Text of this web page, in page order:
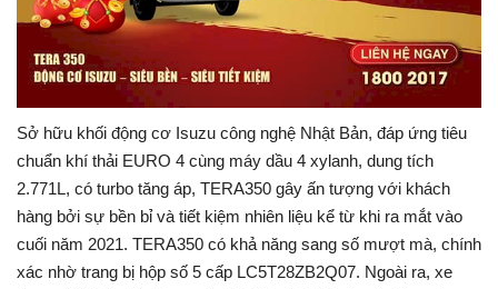
Sở hữu khối động cơ Isuzu công nghệ Nhật Bản, đáp ứng tiêu
chuẩn khí thải EURO 4 cùng máy dầu 4 xylanh, dung tích
2.771L, có turbo tăng áp, TERA350 gây ấn tượng với khách
hàng bởi sự bền bỉ và tiết kiệm nhiên liệu kể từ khi ra mắt vào
cuối năm 2021. TERA350 có khả năng sang số mượt mà, chính
xác nhờ trang bị hộp số 5 cấp LC5T28ZB2Q07. Ngoài ra, xe